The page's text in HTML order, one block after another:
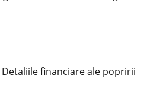
financiare ale popririi